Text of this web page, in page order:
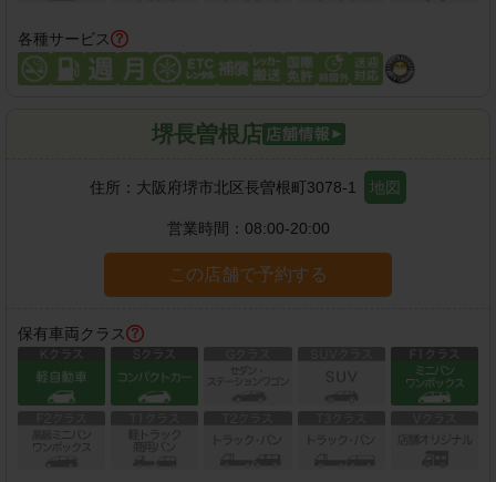
各種サービス
堺長曽根店
住所： 大阪府堺市北区長曽根町3078-1 地図
営業時間： 08:00-20:00
この店舗で予約する
保有車両クラス